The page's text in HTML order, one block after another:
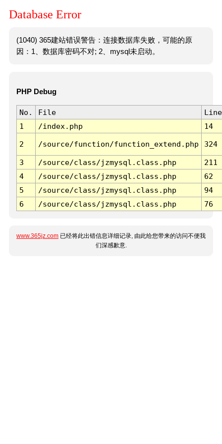
Database Error
(1040) 365建站错误警告：连接数据库失败，可能的原
因：1、数据库密码不对; 2、mysql未启动。
PHP Debug
No. File
Line
1
/index.php 14
2 /source/function/function_extend.php 324
3 /source/class/jzmysql.class.php
211
4
/source/class/jzmysql.class.php
62
5
/source/class/jzmysql.class.php
94
6
/source/class/jzmysql.class.php 76
www.365jz.com 已经将此出错信息详细记录, 由此给您带来的访问不便我
们深感歉意.